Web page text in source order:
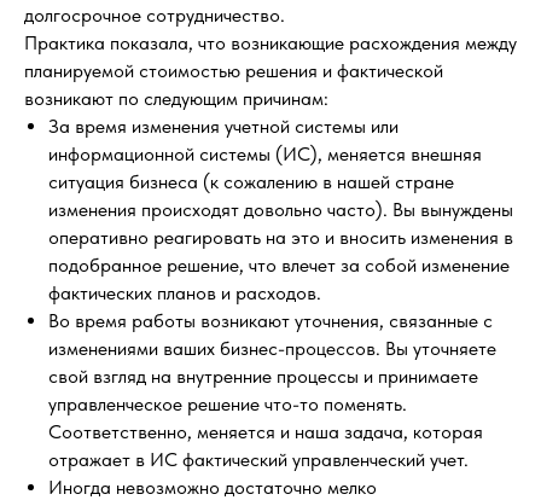
долгосрочное сотрудничество.
Практика показала, что возникающие расхождения между
планируемой стоимостью решения и фактической
возникают по следующим причинам:
За время изменения учетной системы или
информационной системы (ИС), меняется внешняя
ситуация бизнеса (к сожалению в нашей стране
изменения происходят довольно часто). Вы вынуждены
оперативно реагировать на это и вносить изменения в
подобранное решение, что влечет за собой изменение
фактических планов и расходов.
Во время работы возникают уточнения, связанные с
изменениями ваших бизнес-процессов. Вы уточняете
свой взгляд на внутренние процессы и принимаете
управленческое решение что-то поменять.
Соответственно, меняется и наша задача, которая
отражает в ИС фактический управленческий учет.
Иногда невозможно достаточно мелко